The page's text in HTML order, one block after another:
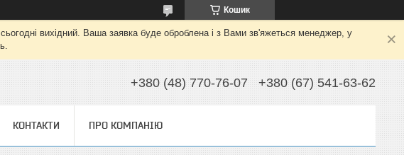
Кошик
вихідний. Ваша заявка буде оброблена і з Вами зв'яжеться менеджер, у
+380 (48) 770-76-07 +380 (67) 541-63-62
КОНТАКТИ ПРО КОМПАНІЮ